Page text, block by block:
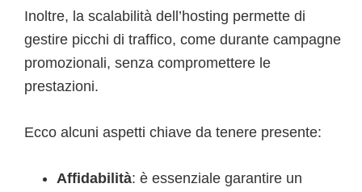
Inoltre, la scalabilità dell’hosting permette di
gestire picchi di traffico, come durante campagne
promozionali, senza compromettere le
prestazioni.
Ecco alcuni aspetti chiave da tenere presente:
Affidabilità: è essenziale garantire un